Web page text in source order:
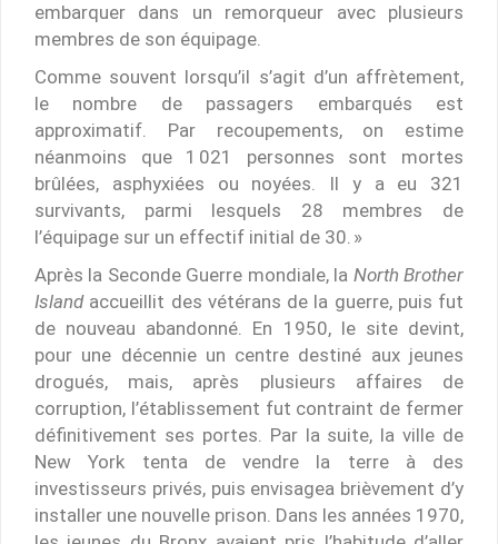
embarquer dans un remorqueur avec plusieurs
membres de son équipage.
Comme souvent lorsqu’il s’agit d’un affrètement,
le nombre de passagers embarqués est
approximatif. Par recoupements, on estime
néanmoins que 1 021 personnes sont mortes
brûlées, asphyxiées ou noyées. Il y a eu 321
survivants, parmi lesquels 28 membres de
l’équipage sur un effectif initial de 30. »
Après la Seconde Guerre mondiale, la North Brother
Islandaccueillit des vétérans de la guerre, puis fut
de nouveau abandonné. En 1950, le site devint,
pour une décennie un centre destiné aux jeunes
drogués, mais, après plusieurs affaires de
corruption, l’établissement fut contraint de fermer
définitivement ses portes. Par la suite, la ville de
New York tenta de vendre la terre à des
investisseurs privés, puis envisagea brièvement d’y
installer une nouvelle prison. Dans les années 1970,